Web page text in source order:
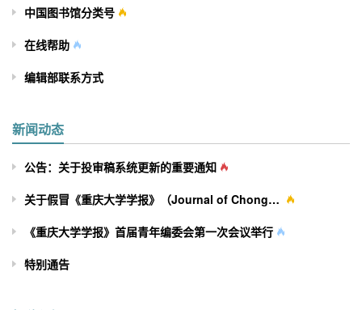
中国图书馆分类号
在线帮助
编辑部联系方式
新闻动态
公告：关于投审稿系统更新的重要通知
关于假冒《重庆大学学报》（Journal of Chongqing University）网站及征稿行为的严正声明
《重庆大学学报》首届青年编委会第一次会议举行
特别通告